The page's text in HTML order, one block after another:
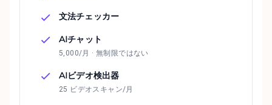
文法チェッカー
AIチャット
5,000/月 · 無制限ではない
AIビデオ検出器
25 ビデオスキャン/月